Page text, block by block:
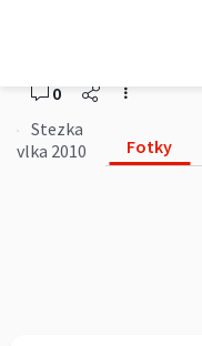
0
Stezka
vlka 2010
Fotky